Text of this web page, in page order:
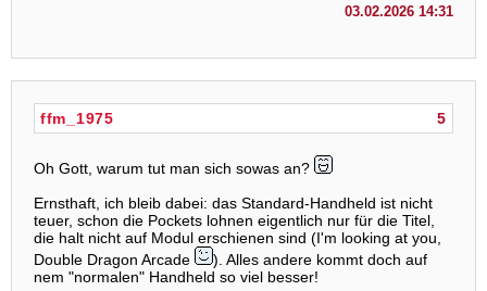
03.02.2026 14:31
5
ffm_1975
Oh Gott, warum tut man sich sowas an?
Ernsthaft, ich bleib dabei: das Standard-Handheld ist nicht
teuer, schon die Pockets lohnen eigentlich nur für die Titel,
die halt nicht auf Modul erschienen sind (I'm looking at you,
Double Dragon Arcade
). Alles andere kommt doch auf
nem "normalen" Handheld so viel besser!